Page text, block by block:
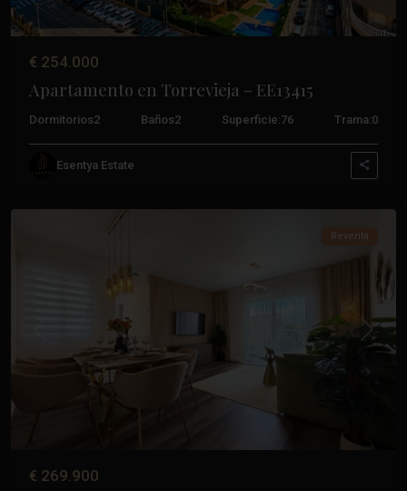
€ 254.000
Apartamento en Torrevieja – EE13415
Dormitorios2 Baños2 Superficie:76 Trama:0
Esentya Estate
Torrevieja,
Reventa
€ 269.900